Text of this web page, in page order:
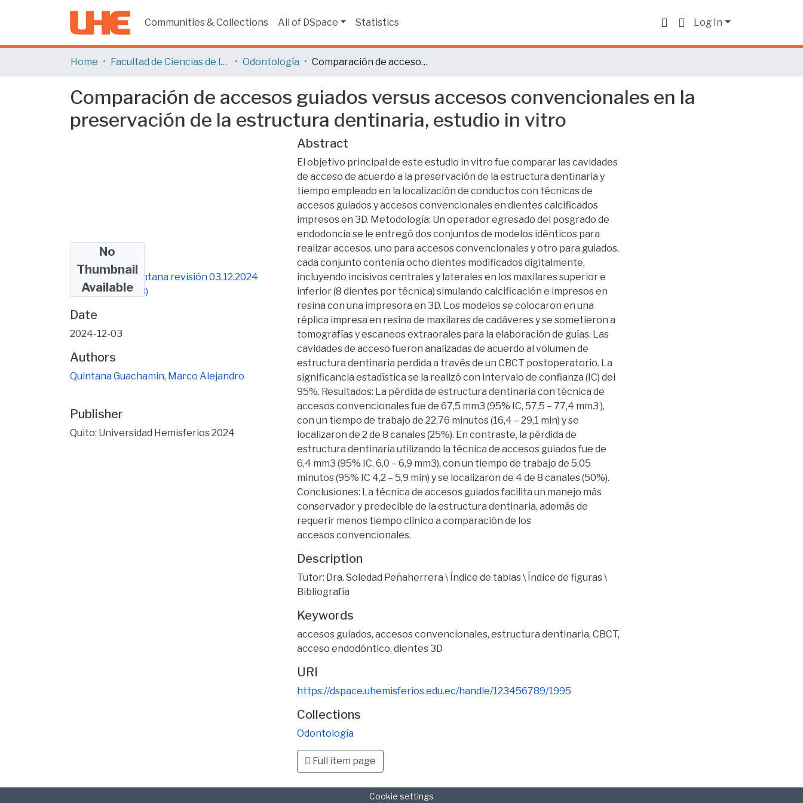
Communities & Collections All of DSpace Statistics Log In
Home Facultad de Ciencias de la Salud Odontología Comparación de accesos guiados versus accesos convencionales en la preservación de la estructura dentinaria, estudio in vitro
Comparación de accesos guiados versus accesos convencionales en la
preservación de la estructura dentinaria, estudio in vitro
No
Thumbnail
Available
Tesis Marco Quintana revisión 03.12.2024
(1).pdf(530.46 KB)
Date
2024-12-03
Authors
Quintana Guachamin, Marco Alejandro
Publisher
Quito: Universidad Hemisferios 2024
Abstract
El objetivo principal de este estudio in vitro fue comparar las cavidades
de acceso de acuerdo a la preservación de la estructura dentinaria y
tiempo empleado en la localización de conductos con técnicas de
accesos guiados y accesos convencionales en dientes calcificados
impresos en 3D. Metodología: Un operador egresado del posgrado de
endodoncia se le entregó dos conjuntos de modelos idénticos para
realizar accesos, uno para accesos convencionales y otro para guiados,
cada conjunto contenía ocho dientes modificados digitalmente,
incluyendo incisivos centrales y laterales en los maxilares superior e
inferior (8 dientes por técnica) simulando calcificación e impresos en
resina con una impresora en 3D. Los modelos se colocaron en una
réplica impresa en resina de maxilares de cadáveres y se sometieron a
tomografías y escaneos extraorales para la elaboración de guías. Las
cavidades de acceso fueron analizadas de acuerdo al volumen de
estructura dentinaria perdida a través de un CBCT postoperatorio. La
significancia estadística se la realizó con intervalo de confianza (IC) del
95%. Resultados: La pérdida de estructura dentinaria con técnica de
accesos convencionales fue de 67,5 mm3 (95% IC, 57,5 – 77,4 mm3 ),
con un tiempo de trabajo de 22,76 minutos (16,4 – 29,1 min) y se
localizaron de 2 de 8 canales (25%). En contraste, la pérdida de
estructura dentinaria utilizando la técnica de accesos guiados fue de
6,4 mm3 (95% IC, 6,0 – 6,9 mm3), con un tiempo de trabajo de 5,05
minutos (95% IC 4,2 – 5,9 min) y se localizaron de 4 de 8 canales (50%).
Conclusiones: La técnica de accesos guiados facilita un manejo más
conservador y predecible de la estructura dentinaria, además de
requerir menos tiempo clínico a comparación de los
accesos convencionales.
Description
Tutor: Dra. Soledad Peñaherrera \ Índice de tablas \ Índice de figuras \
Bibliografía
Keywords
accesos guiados, accesos convencionales, estructura dentinaria, CBCT,
acceso endodóntico, dientes 3D
URI
https://dspace.uhemisferios.edu.ec/handle/123456789/1995
Collections
Odontología
Full item page
Cookie settings